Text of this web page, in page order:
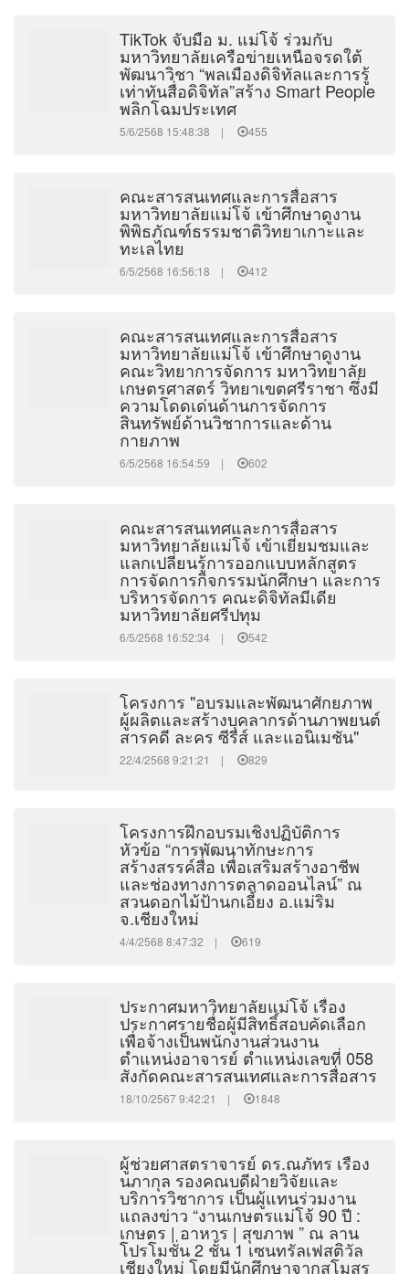
TikTok จับมือ ม. แม่โจ้ ร่วมกับ
มหาวิทยาลัยเครือข่ายเหนือจรดใต้
พัฒนาวิชา “พลเมืองดิจิทัลและการรู้
เท่าทันสื่อดิจิทัล”สร้าง Smart People
พลิกโฉมประเทศ
5/6/2568 15:48:38 | 455
คณะสารสนเทศและการสื่อสาร
มหาวิทยาลัยแม่โจ้ เข้าศึกษาดูงาน
พิพิธภัณฑ์ธรรมชาติวิทยาเกาะและ
ทะเลไทย
6/5/2568 16:56:18 | 412
คณะสารสนเทศและการสื่อสาร
มหาวิทยาลัยแม่โจ้ เข้าศึกษาดูงาน
คณะวิทยาการจัดการ มหาวิทยาลัย
เกษตรศาสตร์ วิทยาเขตศรีราชา ซึ่งมี
ความโดดเด่นด้านการจัดการ
สินทรัพย์ด้านวิชาการและด้าน
กายภาพ
6/5/2568 16:54:59 | 602
คณะสารสนเทศและการสื่อสาร
มหาวิทยาลัยแม่โจ้ เข้าเยี่ยมชมและ
แลกเปลี่ยนรู้การออกแบบหลักสูตร
การจัดการกิจกรรมนักศึกษา และการ
บริหารจัดการ คณะดิจิทัลมีเดีย
มหาวิทยาลัยศรีปทุม
6/5/2568 16:52:34 | 542
โครงการ "อบรมและพัฒนาศักยภาพ
ผู้ผลิตและสร้างบุคลากรด้านภาพยนต์
สารคดี ละคร ซีรีส์ และแอนิเมชัน"
22/4/2568 9:21:21 | 829
โครงการฝึกอบรมเชิงปฏิบัติการ
หัวข้อ “การพัฒนาทักษะการ
สร้างสรรค์สื่อ เพื่อเสริมสร้างอาชีพ
และช่องทางการตลาดออนไลน์” ณ
สวนดอกไม้ป้านกเอี้ยง อ.แม่ริม
จ.เชียงใหม่
4/4/2568 8:47:32 | 619
ประกาศมหาวิทยาลัยแม่โจ้ เรื่อง
ประกาศรายชื่อผู้มีสิทธิ์สอบคัดเลือก
เพื่อจ้างเป็นพนักงานส่วนงาน
ตำแหน่งอาจารย์ ตำแหน่งเลขที่ 058
สังกัดคณะสารสนเทศและการสื่อสาร
18/10/2567 9:42:21 | 1848
ผู้ช่วยศาสตราจารย์ ดร.ณภัทร เรือง
นภากุล รองคณบดีฝ่ายวิจัยและ
บริการวิชาการ เป็นผู้แทนร่วมงาน
แถลงข่าว “งานเกษตรแม่โจ้ 90 ปี :
เกษตร | อาหาร | สุขภาพ ” ณ ลาน
โปรโมชั่น 2 ชั้น 1 เซนทรัลเฟสติวัล
เชียงใหม่ โดยมีนักศึกษาจากสโมสร